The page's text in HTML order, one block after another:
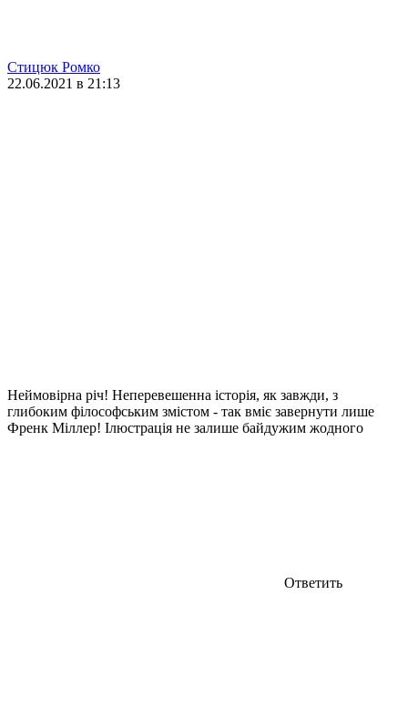
Стицюк Ромко
22.06.2021 в 21:13
Неймовірна річ! Неперевешенна історія, як завжди, з
глибоким філософським змістом - так вміє завернути лише
Френк Міллер! Ілюстрація не залише байдужим жодного
Ответить